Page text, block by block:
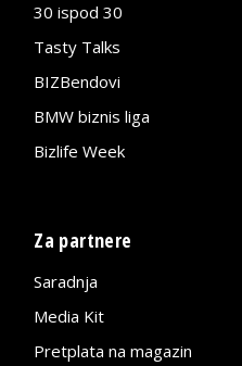
30 ispod 30
Tasty Talks
BIZBendovi
BMW biznis liga
Bizlife Week
Za partnere
Saradnja
Media Kit
Pretplata na magazin